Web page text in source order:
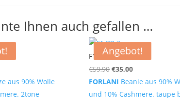
Ihnen auch gefallen …
aus 90% Wolle
2tone
Angebot!
F1 BR 3
€59,90Ursprünglicher
Preis
war:
€35,00Aktueller
Preis
ist:
FORLANI Beanie aus 90%
und 10% Cashmere. taupe